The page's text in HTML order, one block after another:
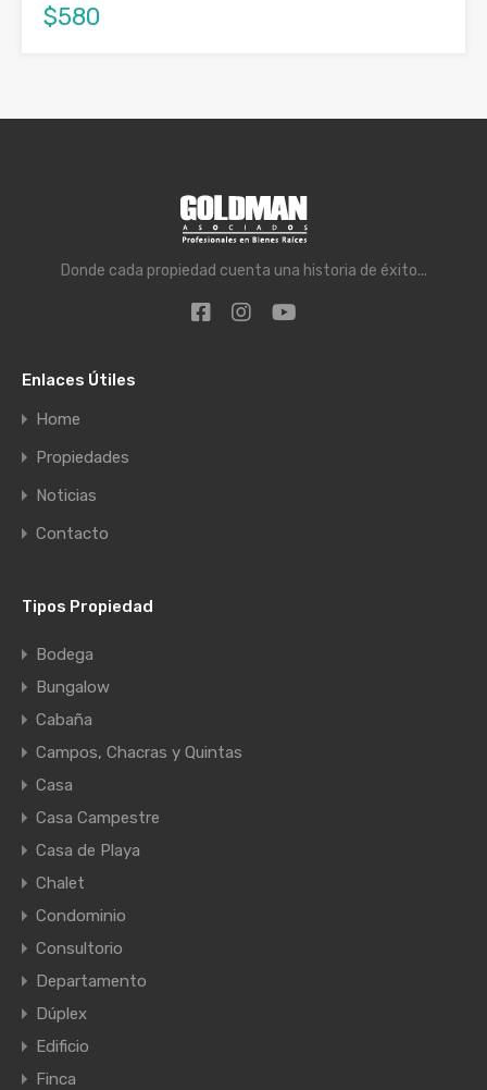
$580
Donde cada propiedad cuenta una historia de éxito...
Enlaces Útiles
Home
Propiedades
Noticias
Contacto
Tipos Propiedad
Bodega
Bungalow
Cabaña
Campos, Chacras y Quintas
Casa
Casa Campestre
Casa de Playa
Chalet
Condominio
Consultorio
Departamento
Dúplex
Edificio
Finca